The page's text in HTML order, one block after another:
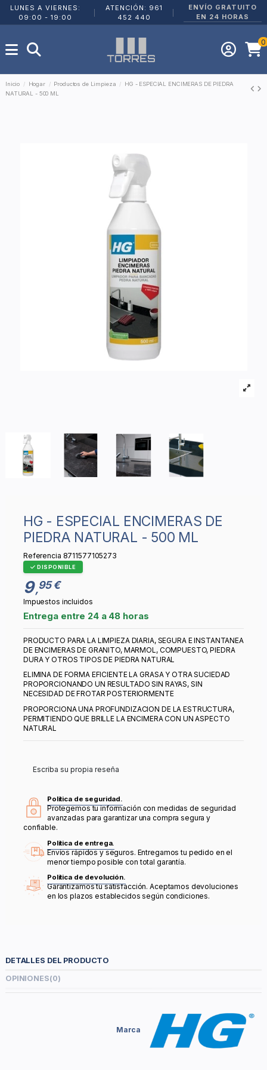
LUNES A VIERNES:
09:00 - 19:00
ATENCIÓN: 961
452 440
ENVÍO GRATUITO
EN 24 HORAS
0
Inicio Hogar Productos de Limpieza
HG - ESPECIAL ENCIMERAS DE PIEDRA
NATURAL - 500 ML
HG - ESPECIAL ENCIMERAS DE
PIEDRA NATURAL - 500 ML
Referencia 8711577105273
DISPONIBLE
9,95 €
Impuestos incluidos
Entrega entre 24 a 48 horas
PRODUCTO PARA LA LIMPIEZA DIARIA, SEGURA E INSTANTANEA
DE ENCIMERAS DE GRANITO, MARMOL, COMPUESTO, PIEDRA
DURA Y OTROS TIPOS DE PIEDRA NATURAL
ELIMINA DE FORMA EFICIENTE LA GRASA Y OTRA SUCIEDAD
PROPORCIONANDO UN RESULTADO SIN RAYAS, SIN
NECESIDAD DE FROTAR POSTERIORMENTE
PROPORCIONA UNA PROFUNDIZACION DE LA ESTRUCTURA,
PERMITIENDO QUE BRILLE LA ENCIMERA CON UN ASPECTO
NATURAL
Escriba su propia reseña
Política de seguridad.
Protegemos tu información con medidas de seguridad
avanzadas para garantizar una compra segura y
confiable.
Política de entrega.
Envíos rápidos y seguros. Entregamos tu pedido en el
menor tiempo posible con total garantía.
Política de devolución.
Garantizamos tu satisfacción. Aceptamos devoluciones
en los plazos establecidos según condiciones.
DETALLES DEL PRODUCTO
OPINIONES(0)
Marca